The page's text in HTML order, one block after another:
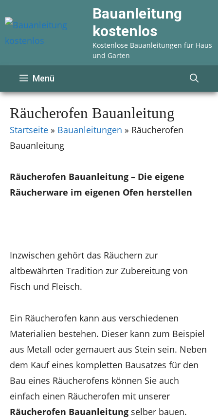
Inhalt
springen
Bauanleitung
kostenlos
Kostenlose Bauanleitungen für Haus
und Garten
Menü
Räucherofen Bauanleitung
Startseite » Bauanleitungen » Räucherofen
Bauanleitung
Räucherofen Bauanleitung – Die eigene
Räucherware im eigenen Ofen herstellen
Inzwischen gehört das Räuchern zur
altbewährten Tradition zur Zubereitung von
Fisch und Fleisch.
Ein Räucherofen kann aus verschiedenen
Materialien bestehen. Dieser kann zum Beispiel
aus Metall oder gemauert aus Stein sein. Neben
dem Kauf eines kompletten Bausatzes für den
Bau eines Räucherofens können Sie auch
einfach einen Räucherofen mit unserer
Räucherofen Bauanleitung selber bauen.